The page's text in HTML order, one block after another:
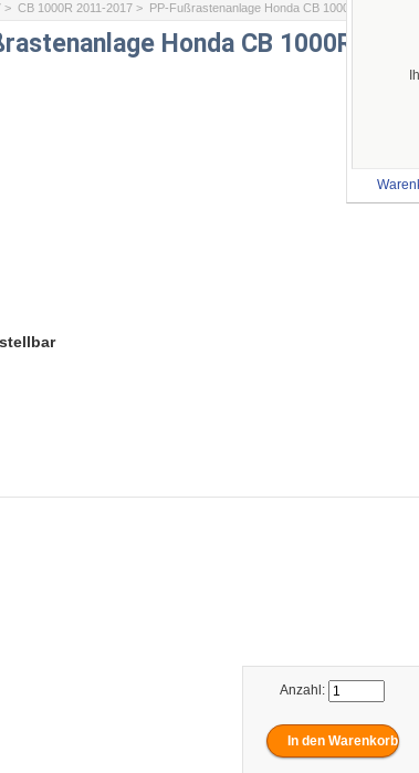
>CB 1000R 2011-2017 > PP-Fußrastenanlage Honda CB 1000R 2011-2017
Honda CB 1000R 2011-
Anzahl: